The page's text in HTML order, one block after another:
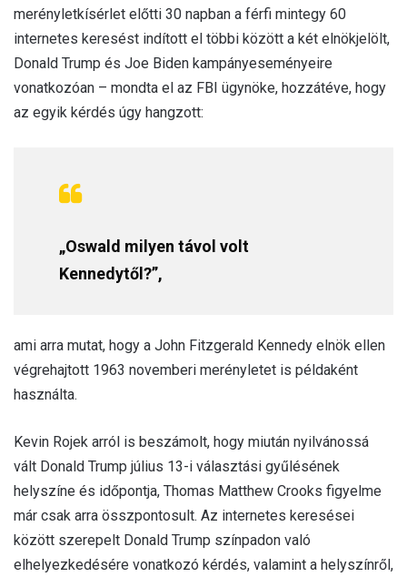
merényletkísérlet előtti 30 napban a férfi mintegy 60
internetes keresést indított el többi között a két elnökjelölt,
Donald Trump és Joe Biden kampányeseményeire
vonatkozóan – mondta el az FBI ügynöke, hozzátéve, hogy
az egyik kérdés úgy hangzott:
„Oswald milyen távol volt
Kennedytől?”,
ami arra mutat, hogy a John Fitzgerald Kennedy elnök ellen
végrehajtott 1963 novemberi merényletet is példaként
használta.
Kevin Rojek arról is beszámolt, hogy miután nyilvánossá
vált Donald Trump július 13-i választási gyűlésének
helyszíne és időpontja, Thomas Matthew Crooks figyelme
már csak arra összpontosult. Az internetes keresései
között szerepelt Donald Trump színpadon való
elhelyezkedésére vonatkozó kérdés, valamint a helyszínről,